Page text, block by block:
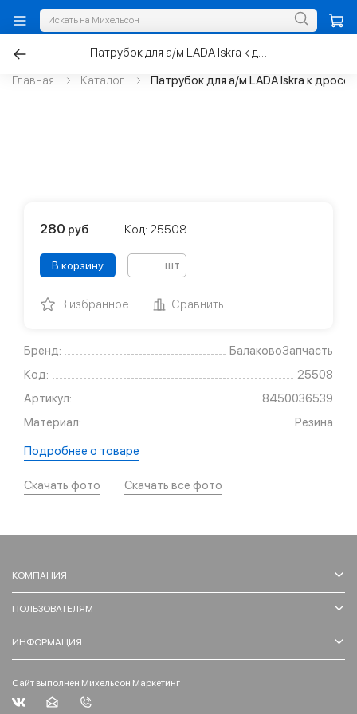
Главная Каталог Патрубок для а/м LADA Iskra к
Бренд:
БалаковоЗапчасть
Код:
25508
Артикул:
8450036539
Материал:
Резина
Подробнее о товаре
Скачать фото Скачать все фото
280 руб Код: 25508
В корзину шт
В избранное Сравнить
КОМПАНИЯ
ПОЛЬЗОВАТЕЛЯМ
ИНФОРМАЦИЯ
Сайт выполнен Михельсон Маркетинг